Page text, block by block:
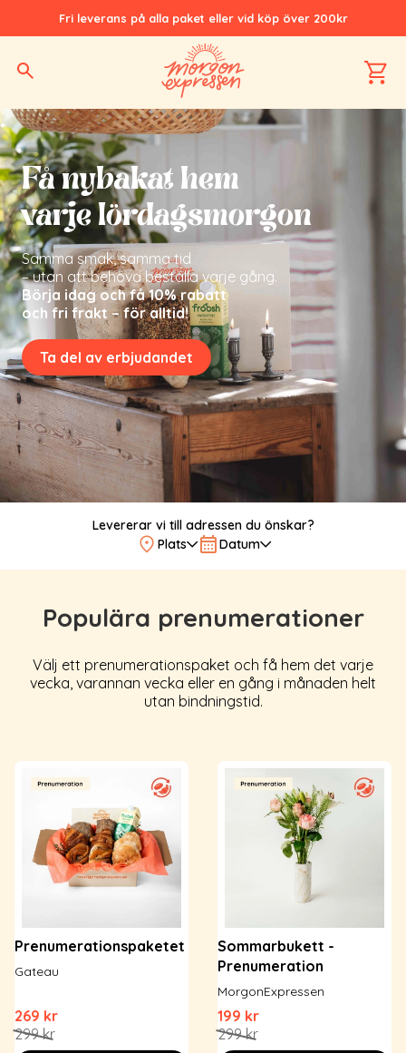
Fri leverans på alla paket eller vid köp över 200kr
Prenumeration
Få nybakat hem
varje lördagsmorgon
Samma smak, samma tid
– utan att behöva beställa varje gång.
Börja idag och få 10% rabatt
och fri frakt – för alltid!
Ta del av erbjudandet
Levererar vi till adressen du önskar?
Plats
Datum
Populära prenumerationer
Välj ett prenumerationspaket och få hem det varje
vecka, varannan vecka eller en gång i månaden helt
utan bindningstid.
Prenumerationspaketet
Gateau
269 kr
299 kr
Sommarbukett -
Prenumeration
MorgonExpressen
199 kr
299 kr